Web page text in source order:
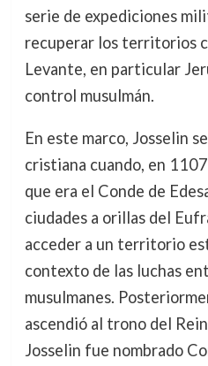
serie de expediciones
recuperar los territorios
Levante, en particular
control musulmán.
En este marco, Josselin
cristiana cuando, en
que era el Conde de
ciudades a orillas del
acceder a un territorio
contexto de las luchas
musulmanes.
ascendió al trono del
Josselin fue nombrado